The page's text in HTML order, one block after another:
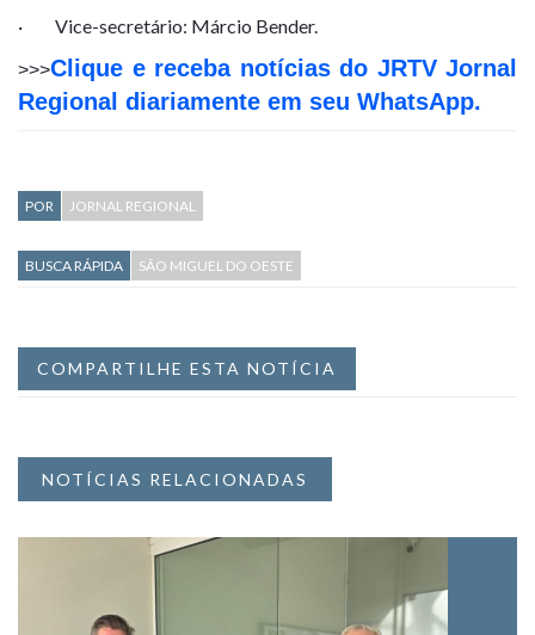
· Vice-secretário: Márcio Bender.
>>>Clique e receba notícias do JRTV Jornal
Regional diariamente em seu WhatsApp.
POR JORNAL REGIONAL
BUSCA RÁPIDA SÃO MIGUEL DO OESTE
COMPARTILHE ESTA NOTÍCIA
NOTÍCIAS RELACIONADAS